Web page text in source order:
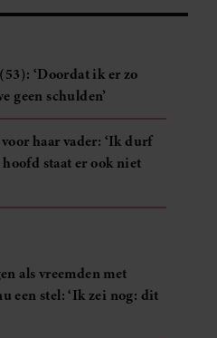
‘Doordat ik er zo
geen schulden’
haar vader: ‘Ik durf
staat er ook niet
als vreemden met
een stel: ‘Ik zei nog: dit